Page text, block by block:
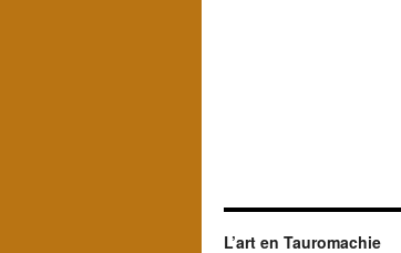
L’art en Tauromachie